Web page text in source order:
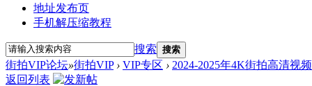
地址发布页
手机解压缩教程
搜索 搜索
街拍VIP论坛»街拍VIP › VIP专区 › 2024-2025年4K街拍高清视
返回列表